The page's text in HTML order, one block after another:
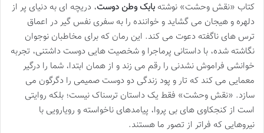
کتاب «نقش وحشت» نوشته بابک وطن دوست، دریچه ای به دنیای پر از
دلهره و هیجان می گشاید و خواننده را به سفری نفس گیر در اعماق
ترس های ناگفته دعوت می کند. این رمان که برای مخاطبان نوجوان
نگاشته شده، با داستانی پرماجرا و شخصیت هایی دوست داشتنی، تجربه
خوانشی فراموش نشدنی را رقم می زند و از همان ابتدا، شما را درگیر
معمایی می کند که تار و پود زندگی دو دوست صمیمی را دگرگون می
سازد. «نقش وحشت» فقط یک داستان ترسناک نیست؛ بلکه روایتی
است از کنجکاوی های بی پروا، پیامدهای ناخواسته و رویارویی با
نیروهایی که فراتر از تصور ما هستند.